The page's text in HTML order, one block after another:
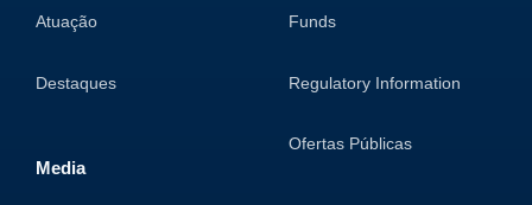
Atuação
Destaques
Funds
Regulatory Information
Ofertas Públicas
Media